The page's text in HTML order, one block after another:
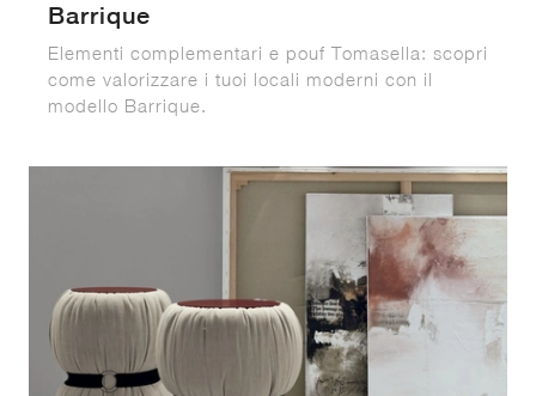
Barrique
Elementi complementari e pouf Tomasella: scopri
come valorizzare i tuoi locali moderni con il
modello Barrique.